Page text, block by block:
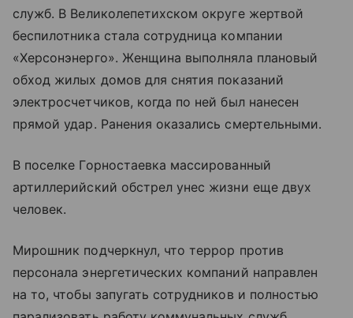
служб. В Великолепетихском округе жертвой
беспилотника стала сотрудница компании
«Херсонэнерго». Женщина выполняла плановый
обход жилых домов для снятия показаний
электросчетчиков, когда по ней был нанесен
прямой удар. Ранения оказались смертельными.
В поселке Горностаевка массированный
артиллерийский обстрел унес жизни еще двух
человек.
Мирошник подчеркнул, что террор против
персонала энергетических компаний направлен
на то, чтобы запугать сотрудников и полностью